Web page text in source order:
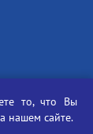
то, что Вы
нашем сайте.